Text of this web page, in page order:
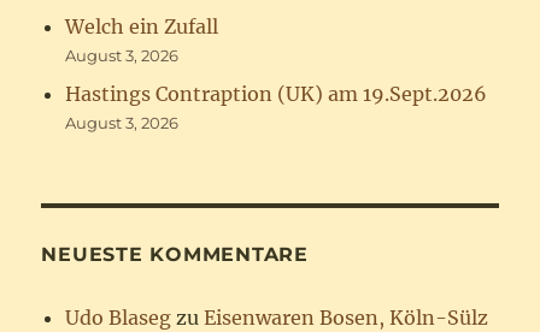
Welch ein Zufall
August 3, 2026
Hastings Contraption (UK) am 19.Sept.2026
August 3, 2026
NEUESTE KOMMENTARE
Udo Blaseg zuEisenwaren Bosen, Köln-Sülz